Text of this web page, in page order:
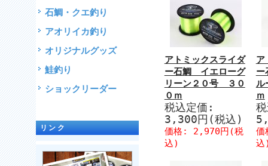
石鯛・クエ釣り
アオリイカ釣り
オリジナルグッズ
鮭釣り
ショックリーダー
リンク
アトミックスライダ
ー石鯛 イエローグ
リーン２０号 ３０
０ｍ
税込定価:
3,300円(税込)
価格: 2,970円(税
込)
ア
ル
ｍ